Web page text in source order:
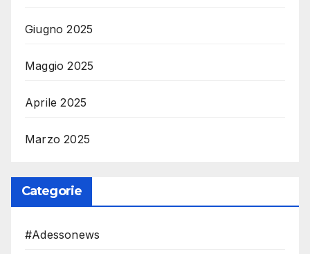
Giugno 2025
Maggio 2025
Aprile 2025
Marzo 2025
Categorie
#Adessonews